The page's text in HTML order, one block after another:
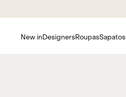
New in DesignersRoupasSapatos